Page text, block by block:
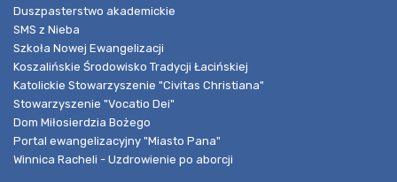
Duszpasterstwo akademickie
SMS z Nieba
Szkoła Nowej Ewangelizacji
Koszalińskie Środowisko Tradycji Łacińskiej
Katolickie Stowarzyszenie "Civitas Christiana"
Stowarzyszenie "Vocatio Dei"
Dom Miłosierdzia Bożego
Portal ewangelizacyjny "Miasto Pana"
Winnica Racheli - Uzdrowienie po aborcji